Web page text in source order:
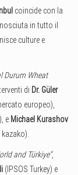
coincide con la
in tutto il
culture e
Durum Wheat
di Dr. Güler
europeo),
e Michael Kurashov
and Türkiye”,
(IPSOS Turkey) e